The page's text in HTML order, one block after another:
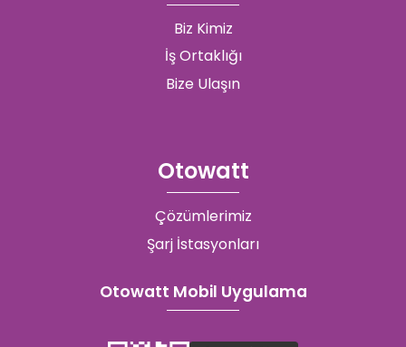
Biz Kimiz
İş Ortaklığı
Bize Ulaşın
Otowatt
Çözümlerimiz
Şarj İstasyonları
Otowatt Mobil Uygulama